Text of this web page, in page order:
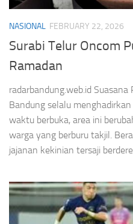
NASIONAL FEBRUARY 22, 2026
Surabi Telur Oncom
Ramadan
radarbandung.web.id
Bandung selalu
waktu berbuka, area ini
warga yang berburu takjil.
jajanan kekinian tersaji